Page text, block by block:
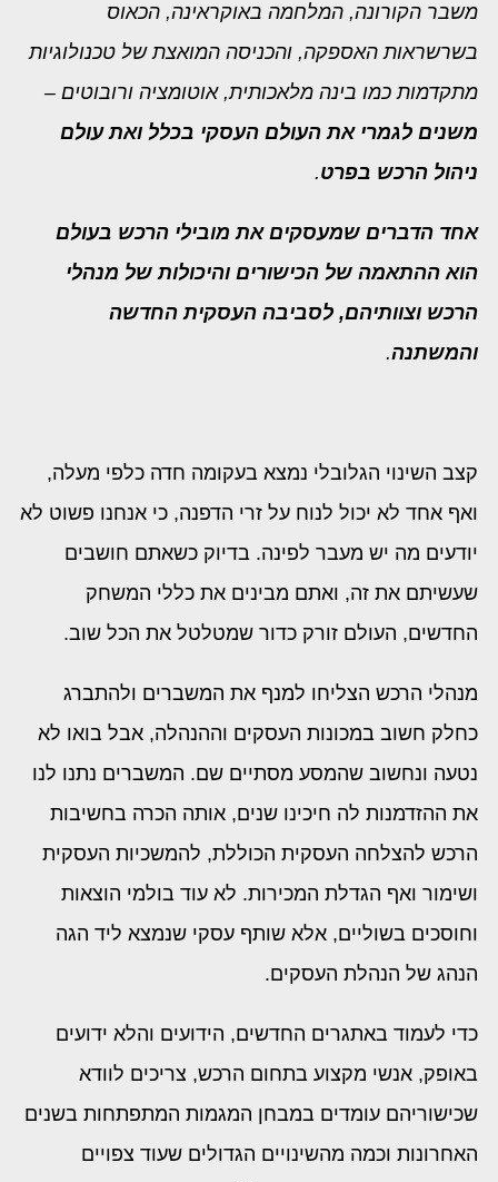
משבר הקורונה, המלחמה באוקראינה, הכאוס
בשרשראות האספקה, והכניסה המואצת של טכנולוגיות
מתקדמות כמו בינה מלאכותית, אוטומציה ורובוטים –
משנים לגמרי את העולם העסקי בכלל ואת עולם
ניהול הרכש בפרט.
אחד הדברים שמעסקים את מובילי הרכש בעולם
הוא ההתאמה של הכישורים והיכולות של מנהלי
הרכש וצוותיהם, לסביבה העסקית החדשה
והמשתנה.
קצב השינוי הגלובלי נמצא בעקומה חדה כלפי מעלה,
ואף אחד לא יכול לנוח על זרי הדפנה, כי אנחנו פשוט לא
יודעים מה יש מעבר לפינה. בדיוק כשאתם חושבים
שעשיתם את זה, ואתם מבינים את כללי המשחק
החדשים, העולם זורק כדור שמטלטל את הכל שוב.
מנהלי הרכש הצליחו למנף את המשברים ולהתברג
כחלק חשוב במכונות העסקים וההנהלה, אבל בואו לא
נטעה ונחשוב שהמסע מסתיים שם. המשברים נתנו לנו
את ההזדמנות לה חיכינו שנים, אותה הכרה בחשיבות
הרכש להצלחה העסקית הכוללת, להמשכיות העסקית
ושימור ואף הגדלת המכירות. לא עוד בולמי הוצאות
וחוסכים בשוליים, אלא שותף עסקי שנמצא ליד הגה
הנהג של הנהלת העסקים.
כדי לעמוד באתגרים החדשים, הידועים והלא ידועים
באופק, אנשי מקצוע בתחום הרכש, צריכים לוודא
שכישוריהם עומדים במבחן המגמות המתפתחות בשנים
האחרונות וכמה מהשינויים הגדולים שעוד צפויים